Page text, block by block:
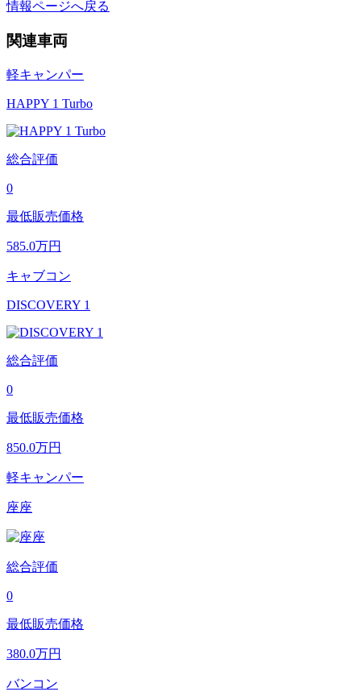
情報ページへ戻る
関連車両
軽キャンパー
HAPPY 1 Turbo
総合評価
0
最低販売価格
585.0万円
キャブコン
DISCOVERY 1
総合評価
0
最低販売価格
850.0万円
軽キャンパー
座座
総合評価
0
最低販売価格
380.0万円
バンコン